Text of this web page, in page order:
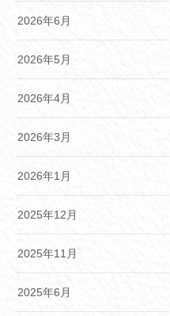
2026年6月
2026年5月
2026年4月
2026年3月
2026年1月
2025年12月
2025年11月
2025年6月